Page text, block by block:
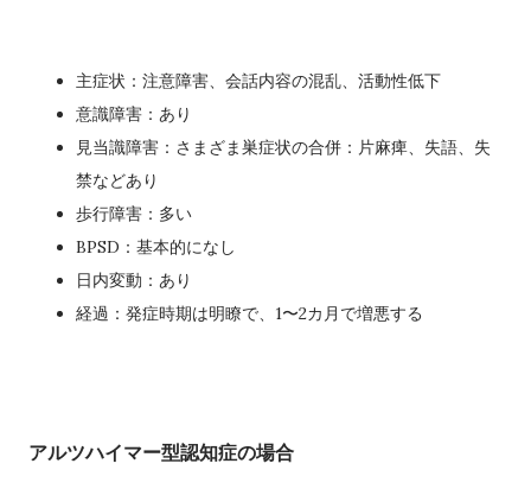
主症状：注意障害、会話内容の混乱、活動性低下
意識障害：あり
見当識障害：さまざま巣症状の合併：片麻痺、失語、失
禁などあり
歩行障害：多い
BPSD：基本的になし
日内変動：あり
経過：発症時期は明瞭で、1〜2カ月で増悪する
アルツハイマー型認知症の場合